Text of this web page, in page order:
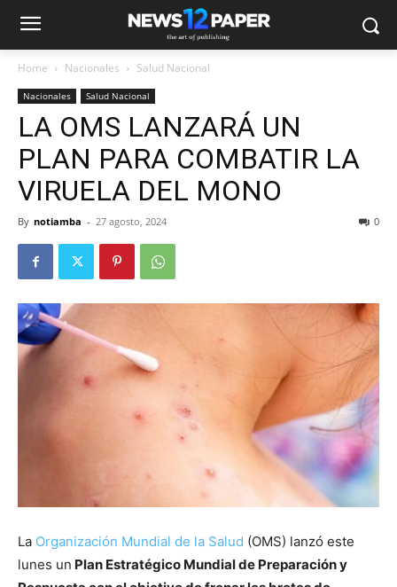
Home Nacionales Salud Nacional
Nacionales Salud Nacional
LA OMS LANZARÁ UN
PLAN PARA COMBATIR LA
VIRUELA DEL MONO
By notiamba - 27 agosto, 2024 0
La Organización Mundial de la Salud (OMS) lanzó este
lunes un Plan Estratégico Mundial de Preparación y